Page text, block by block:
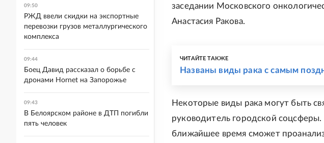
заседании Московского
Анастасия Ракова.
ЧИТАЙТЕ ТАКЖЕ
Названы виды рака с самым
Некоторые виды рака могут быть
руководитель городской
ближайшее время сможет
09:50
РЖД ввели скидки на экспортные
перевозки грузов металлургического
комплекса
09:44
Боец Давид рассказал о борьбе с
дронами Hornet на Запорожье
09:43
В Белоярском районе в ДТП погибли
пять человек